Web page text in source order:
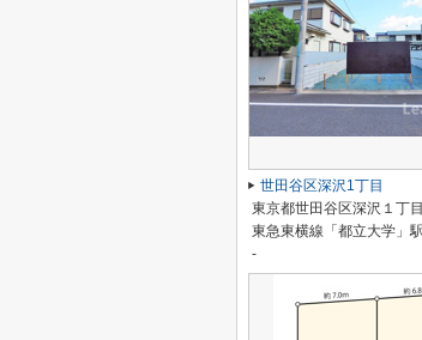
世田谷区深沢1丁目
東京都世田谷区深沢１丁目
東急東横線「都立大学」
-